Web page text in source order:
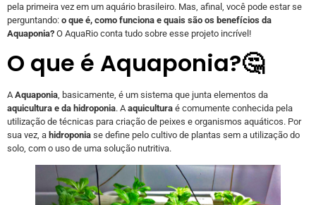
pela primeira vez em um aquário brasileiro. Mas, afinal, você pode estar se
perguntando: o que é, como funciona e quais são os benefícios da
Aquaponia? O AquaRio conta tudo sobre esse projeto incrível!
O que é Aquaponia?🤔
AAquaponia, basicamente, é um sistema que junta elementos da
aquicultura e da hidroponia. Aaquicultura é comumente conhecida pela
utilização de técnicas para criação de peixes e organismos aquáticos. Por
sua vez, a hidroponia se define pelo cultivo de plantas sem a utilização do
solo, com o uso de uma solução nutritiva.